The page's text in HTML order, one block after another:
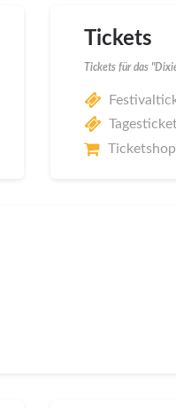
Tickets
Tickets für das